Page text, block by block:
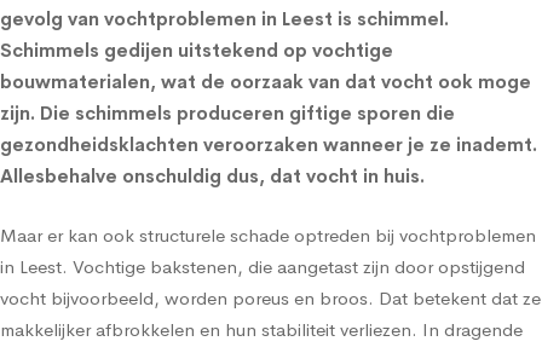
gevolg van vochtproblemen in Leest is schimmel.
Schimmels gedijen uitstekend op vochtige
bouwmaterialen, wat de oorzaak van dat vocht ook moge
zijn. Die schimmels produceren giftige sporen die
gezondheidsklachten veroorzaken wanneer je ze inademt.
Allesbehalve onschuldig dus, dat vocht in huis.
Maar er kan ook structurele schade optreden bij vochtproblemen
in Leest. Vochtige bakstenen, die aangetast zijn door opstijgend
vocht bijvoorbeeld, worden poreus en broos. Dat betekent dat ze
makkelijker afbrokkelen en hun stabiliteit verliezen. In dragende